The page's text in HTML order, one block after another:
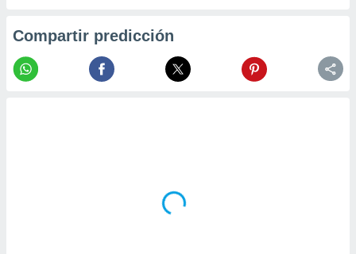
Compartir predicción